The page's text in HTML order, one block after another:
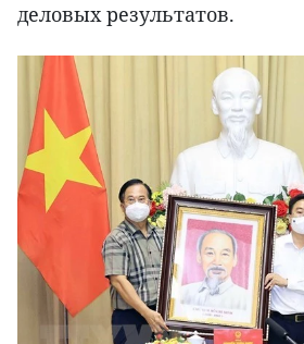
деловых результатов.